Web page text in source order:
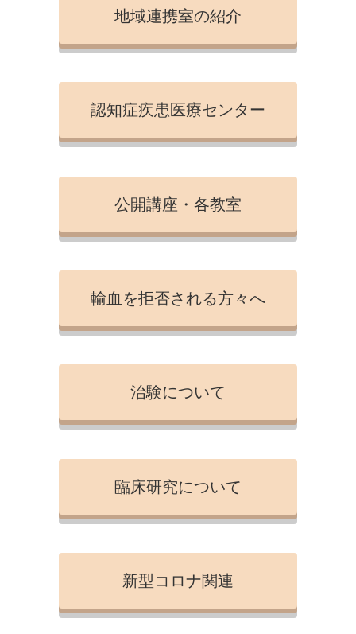
地域連携室の紹介
認知症疾患医療センター
公開講座・各教室
輸血を拒否される方々へ
治験について
臨床研究について
新型コロナ関連